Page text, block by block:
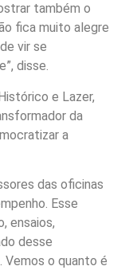
também o
fica muito alegre
vir se
disse.
e Lazer,
da
a
das oficinas
Esse
ensaios,
desse
Vemos o quanto é